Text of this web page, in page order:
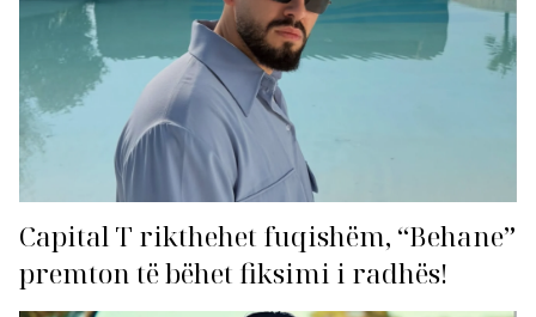
Capital T rikthehet fuqishëm, “Behane”
premton të bëhet fiksimi i radhës!